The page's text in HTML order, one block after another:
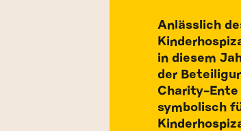
Anlässlich
in diesem
der
Charity-Ente
symbolisch